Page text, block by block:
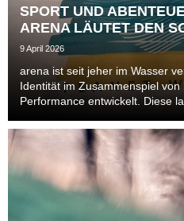
SPORT UND
ARENA LÄUTET DEN
9 April 2026
arena ist seit jeher im Wasser
Identität im Zusammenspiel
Performance entwickelt. Diese
neuen Bereichen. Auch im